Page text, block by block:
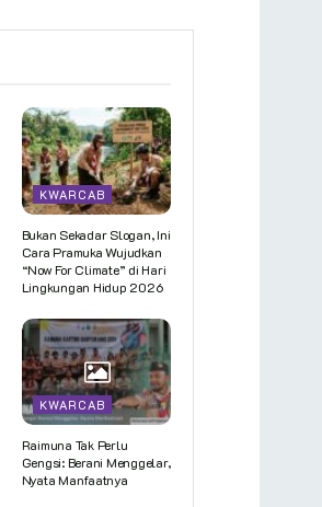
KWARCAB
Bukan Sekadar Slogan, Ini
Cara Pramuka Wujudkan
“Now For Climate” di Hari
Lingkungan Hidup 2026
KWARCAB
Raimuna Tak Perlu
Gengsi: Berani Menggelar,
Nyata Manfaatnya